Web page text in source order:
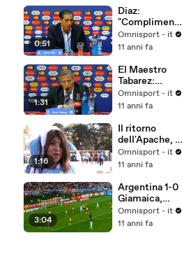
0:51
Diaz:
"Complimenti
alla squadra"
Omnisport - it
11 anni fa
1:31
El Maestro
Tabarez:
"Poco
convinto della
Omnisport - it
11 anni fa
1:16
Il ritorno
dell'Apache, il
popolo del
Boca aspetta
Omnisport - it
11 anni fa
3:04
Argentina 1-0
Giamaica,
gruppo B
Omnisport - it
11 anni fa